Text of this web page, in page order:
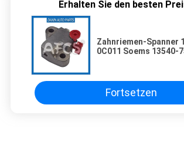
Erhalten Sie den besten
Zahnriemen-Spanner
0C011 Soems 13540-
Fortsetzen